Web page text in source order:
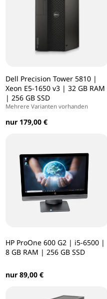
Dell Precision Tower 5810 |
Xeon E5-1650 v3 | 32 GB RAM
| 256 GB SSD
Mehrere Varianten vorhanden
nur 179,00 €
HP ProOne 600 G2 | i5-6500 |
8 GB RAM | 256 GB SSD
nur 89,00 €